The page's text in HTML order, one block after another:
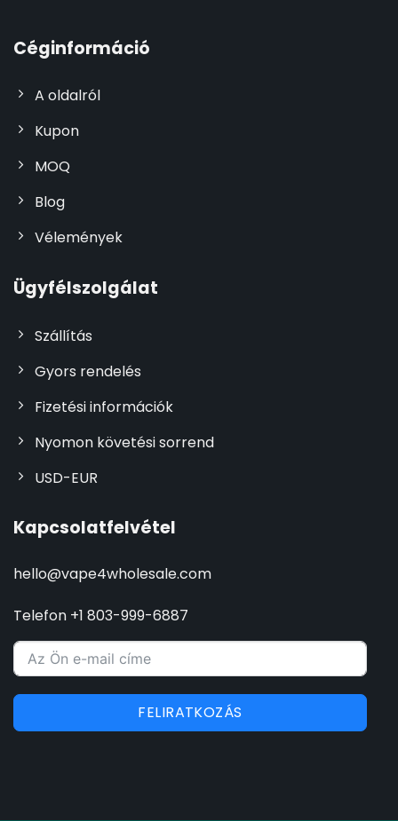
Céginformáció
A oldalról
Kupon
MOQ
Blog
Vélemények
Ügyfélszolgálat
Szállítás
Gyors rendelés
Fizetési információk
Nyomon követési sorrend
USD-EUR
Kapcsolatfelvétel
hello@vape4wholesale.com
Telefon +1 803-999-6887
FELIRATKOZÁS